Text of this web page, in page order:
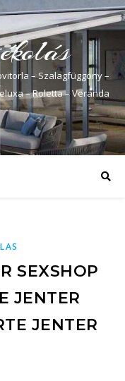
– Szalagfüggöny –
– Roletta – Veranda
SEXSHOP
JENTER
JENTER